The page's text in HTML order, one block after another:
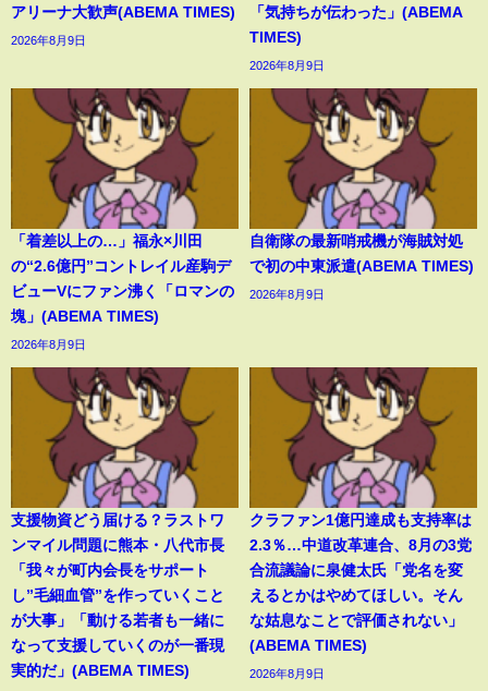
アリーナ大歓声(ABEMA TIMES)
2026年8月9日
「気持ちが伝わった」(ABEMA
TIMES)
2026年8月9日
「着差以上の…」福永×川田
の“2.6億円”コントレイル産駒デ
ビューVにファン沸く「ロマンの
塊」(ABEMA TIMES)
2026年8月9日
自衛隊の最新哨戒機が海賊対処
で初の中東派遣(ABEMA TIMES)
2026年8月9日
支援物資どう届ける？ラストワ
ンマイル問題に熊本・八代市長
「我々が町内会長をサポート
し”毛細血管”を作っていくこと
が大事」「動ける若者も一緒に
なって支援していくのが一番現
実的だ」(ABEMA TIMES)
クラファン1億円達成も支持率は
2.3％…中道改革連合、8月の3党
合流議論に泉健太氏「党名を変
えるとかはやめてほしい。そん
な姑息なことで評価されない」
(ABEMA TIMES)
2026年8月9日